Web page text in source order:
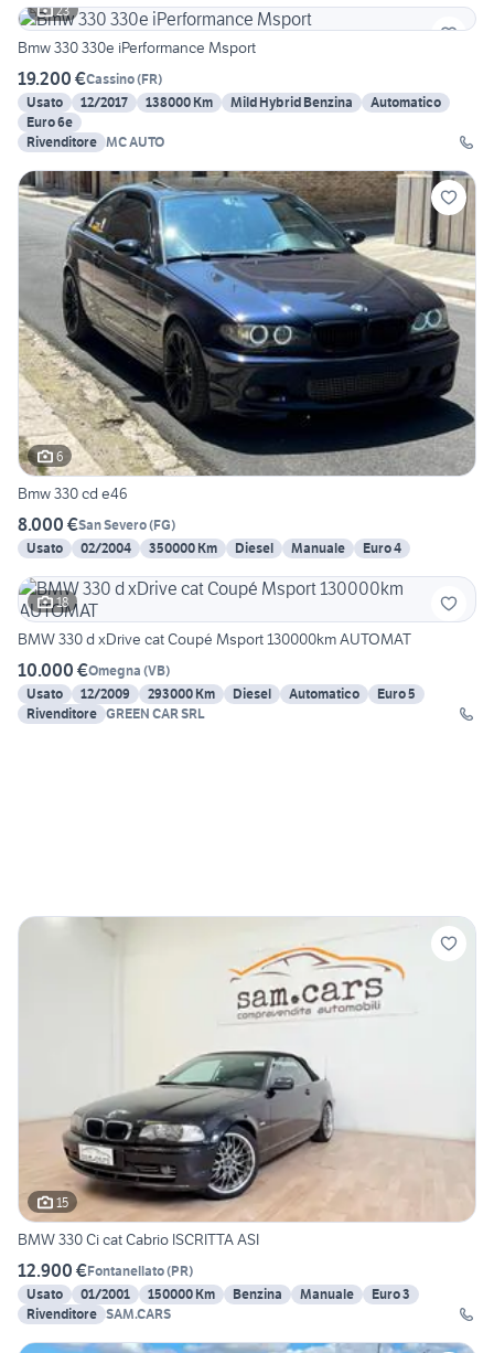
23
Bmw 330 330e iPerformance Msport
19.200 €Cassino(FR)
Usato
12/2017 138000 Km Mild Hybrid Benzina
Automatico
Euro 6e
Rivenditore MC AUTO
6
Bmw 330 cd e46
8.000 €San Severo(FG)
Usato
02/2004 350000 Km Diesel Manuale Euro 4
18
BMW 330 d xDrive cat Coupé Msport 130000km AUTOMAT
10.000 €Omegna (VB)
Usato
12/2009 293000 Km Diesel Automatico
Euro 5
Rivenditore GREEN CAR SRL
15
BMW 330 Ci cat Cabrio ISCRITTA ASI
12.900 €Fontanellato(PR)
Usato
01/2001 150000 Km Benzina Manuale
Euro 3
Rivenditore SAM.CARS